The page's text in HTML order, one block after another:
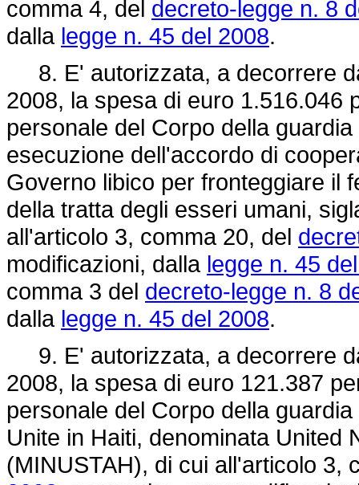
comma 4, del decreto-legge n. 8
dalla legge n. 45 del 2008.
8. E' autorizzata, a decorrere
2008, la spesa di euro 1.516.046
personale del Corpo della
esecuzione dell'accordo di
Governo libico per fronteggiare il
della tratta degli esseri umani,
all'articolo 3, comma 20, del
modificazioni, dalla legge n. 45
comma 3 del decreto-legge n. 8
dalla legge n. 45 del 2008.
9. E' autorizzata, a decorrere
2008, la spesa di euro 121.387
personale del Corpo della
Unite in Haiti, denominata United
(MINUSTAH), di cui all'articolo 3,